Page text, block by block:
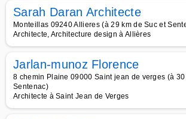
Sarah Daran Architecte
Monteillas 09240 Allieres (à 29 km de Suc et
Architecte, Architecture design à Allières
Jarlan-munoz Florence
8 chemin Plaine 09000 Saint jean de verges (à
Sentenac)
Architecte à Saint Jean de Verges